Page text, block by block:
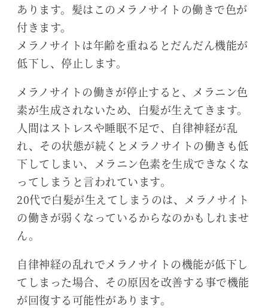
あります。髪はこのメラノサイトの働きで色が
付きます。
メラノサイトは年齢を重ねるとだんだん機能が
低下し、停止します。
メラノサイトの働きが停止すると、メラニン色
素が生成されないため、白髪が生えてきます。
人間はストレスや睡眠不足で、自律神経が乱
れ、その状態が続くとメラノサイトの働きも低
下してしまい、メラニン色素を生成できなくな
ってしまうと言われています。
20代で白髪が生えてしまうのは、メラノサイト
の働きが弱くなっているからなのかもしれませ
ん。
自律神経の乱れでメラノサイトの機能が低下し
てしまった場合、その原因を改善する事で機能
が回復する可能性があります。